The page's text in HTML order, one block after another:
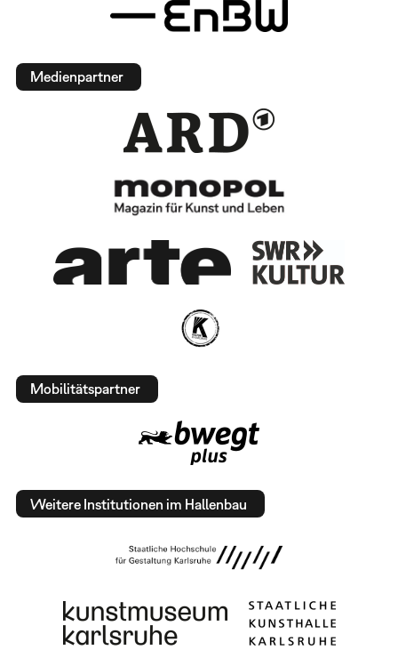
Medienpartner
Mobilitätspartner
Weitere Institutionen im Hallenbau